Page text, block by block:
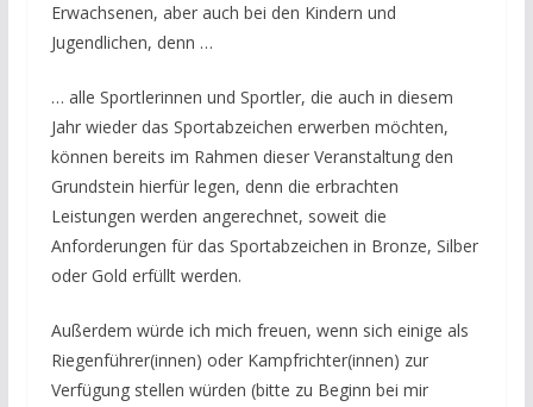
Erwachsenen, aber auch bei den Kindern und
Jugendlichen, denn …
… alle Sportlerinnen und Sportler, die auch in diesem
Jahr wieder das Sportabzeichen erwerben möchten,
können bereits im Rahmen dieser Veranstaltung den
Grundstein hierfür legen, denn die erbrachten
Leistungen werden angerechnet, soweit die
Anforderungen für das Sportabzeichen in Bronze, Silber
oder Gold erfüllt werden.
Außerdem würde ich mich freuen, wenn sich einige als
Riegenführer(innen) oder Kampfrichter(innen) zur
Verfügung stellen würden (bitte zu Beginn bei mir